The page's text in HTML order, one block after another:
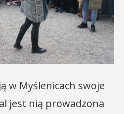
w Myślenicach swoje
jest nią prowadzona